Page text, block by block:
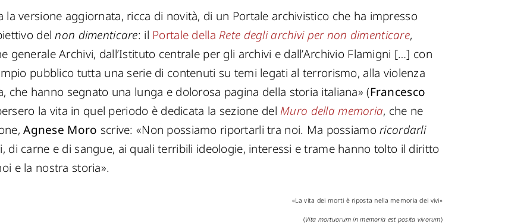
versione aggiornata, ricca di novità, di un Portale archivistico che ha impresso
delnon dimenticare: il Portale della Rete degli archivi per non dimenticare,
generale Archivi, dall’Istituto centrale per gli archivi e dall’Archivio Flamigni […] con
pubblico tutta una serie di contenuti su temi legati al terrorismo, alla violenza
che hanno segnato una lunga e dolorosa pagina della storia italiana» (Francesco
la vita in quel periodo è dedicata la sezione del Muro della memoria, che ne
Agnese Moro scrive: «Non possiamo riportarli tra noi. Ma possiamoricordarli
di carne e di sangue, ai quali terribili ideologie, interessi e trame hanno tolto il diritto
e la nostra storia».
«La vita dei morti è riposta nella memoria dei vivi»
(Vita mortuorum in memoria est posita vivorum)